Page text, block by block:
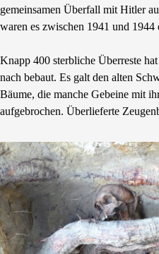
gemeinsamen Überfall mit Hitler
waren es zwischen 1941 und
Knapp 400 sterbliche Überreste
nach bebaut. Es galt den alten
Bäume, die manche Gebeine mit
aufgebrochen. Überlieferte